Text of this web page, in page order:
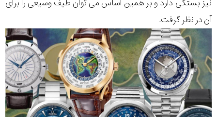
نیز بستگی دارد و بر همین اساس می توان طیف وسیعی را برای
آن در نظر گرفت.